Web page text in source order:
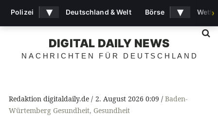
DIGITAL DAILY NEWS
NACHRICHTEN FÜR DEUTSCHLAND
Redaktion digitaldaily.de 2. August 2026 0:09
Baden-
Würtemberg Gesundheit, Gesundheit
Polizei ▾ Deutschland & Welt Börse ▾ ›